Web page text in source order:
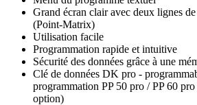
Grand écran clair avec deux lignes
(Point-Matrix)
Utilisation facile
Programmation rapide et intuitive
Sécurité des données grâce à une
Clé de données DK pro -
programmation PP 50 pro / PP 60
option)